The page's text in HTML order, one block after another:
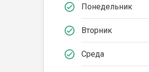
Понедельник
Вторник
Среда